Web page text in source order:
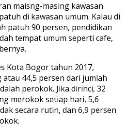
maisng-masing kawasan
di kawasan umum. Kalau di
patuh 90 persen, pendidikan
tempat umum seperti cafe,
Kota Bogor tahun 2017,
atau 44,5 persen dari jumlah
perokok. Jika dirinci, 32
me­rokok setiap hari, 5,6
secara rutin, dan 6,9 persen